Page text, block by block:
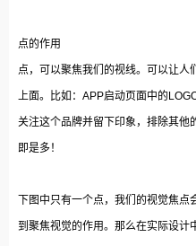
点的作用
点，可以聚焦我们的视线。可以让人
上面。比如：APP启动页面中的
关注这个品牌并留下印象，排除其他
即是多！
下图中只有一个点，我们的视觉焦点
到聚焦视觉的作用。那么在实际设计